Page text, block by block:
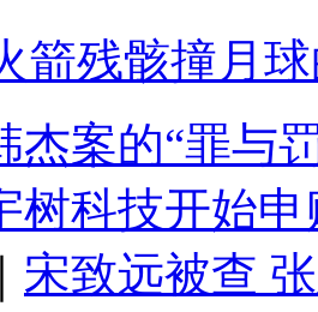
箭残骸撞月
杰案的“罪与
树科技开始
宋致远被查